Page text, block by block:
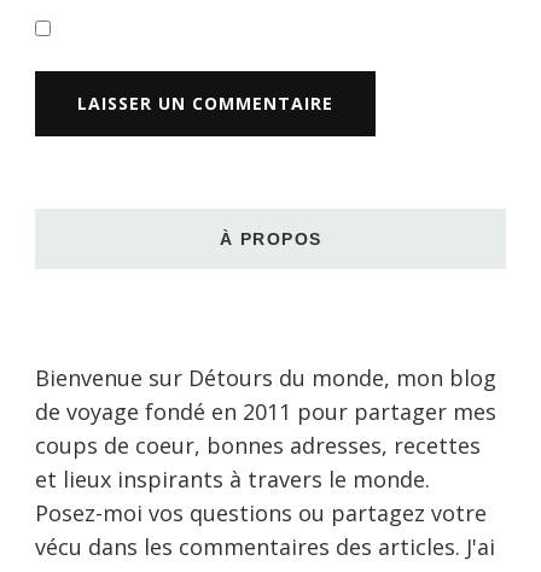
À PROPOS
Bienvenue sur Détours du monde, mon blog
de voyage fondé en 2011 pour partager mes
coups de coeur, bonnes adresses, recettes
et lieux inspirants à travers le monde.
Posez-moi vos questions ou partagez votre
vécu dans les commentaires des articles. J'ai